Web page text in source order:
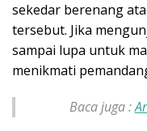
sekedar berenang
tersebut. Jika
sampai lupa untuk
menikmati
Baca juga :